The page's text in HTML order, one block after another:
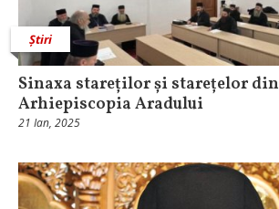
Știri
Sinaxa stareților și starețelor din
Arhiepiscopia Aradului
21 Ian, 2025